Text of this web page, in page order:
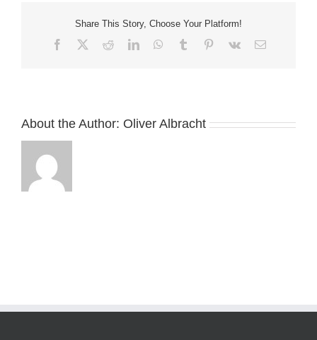
Share This Story, Choose Your Platform!
Facebook RedditLinkedInWhatsApp
Tumblr Pinterest
Vk Email
About the Author: Oliver Albracht